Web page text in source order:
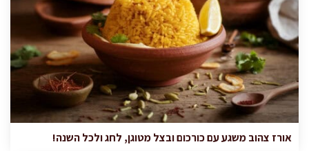
אורז צהוב משגע עם כורכום ובצל מטוגן, לחג ולכל השנה!